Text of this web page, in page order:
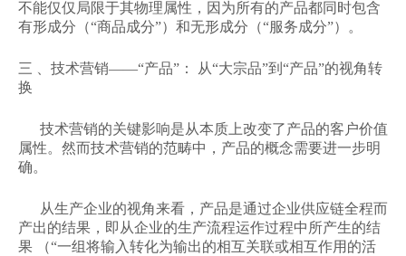
不能仅仅局限于其物理属性，因为所有的产品都同时包含
有形成分（“商品成分”）和无形成分（“服务成分”）。
三 、技术营销——“产品”： 从“大宗品”到“产品”的视角转
换
技术营销的关键影响是从本质上改变了产品的客户价值
属性。然而技术营销的范畴中，产品的概念需要进一步明
确。
从生产企业的视角来看，产品是通过企业供应链全程而
产出的结果，即从企业的生产流程运作过程中所产生的结
果 （“一组将输入转化为输出的相互关联或相互作用的活